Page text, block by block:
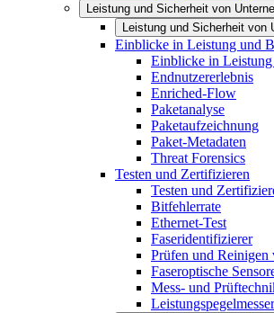
Leistung und Sicherheit von
Leistung und Sicherheit von
Einblicke in Leistung und
Einblicke in
Endnutzererlebnis
Enriched-Flow
Paketanalyse
Paketaufzeichnung
Paket-Metadaten
Threat Forensics
Testen und Zertifizieren
Testen und
Bitfehlerrate
Ethernet-Test
Faseridentifizierer
Prüfen und Reinigen
Faseroptische
Mess- und
Leistungspegelmesser